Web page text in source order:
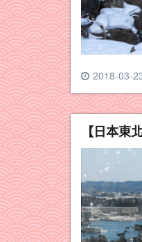
2018-03-
【日本東